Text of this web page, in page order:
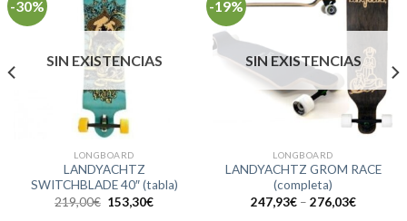
-30%
SIN EXISTENCIAS
LONGBOARD
LANDYACHTZ
SWITCHBLADE 40″ (tabla)
219,00€ El
precio
153,30€El
-19%
SIN EXISTENCIAS
LONGBOARD
LANDYACHTZ GROM RACE
(completa)
247,93€– 276,03€